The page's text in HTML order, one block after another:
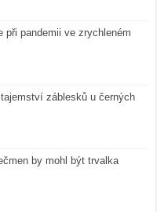
při pandemii ve zrychleném
záblesků u černých
by mohl být trvalka